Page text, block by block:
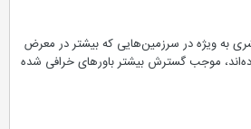
به ویژه در سرزمین‌هایی که بیشتر در معرض
موجب گسترش بیشتر باورهای خرافی شده